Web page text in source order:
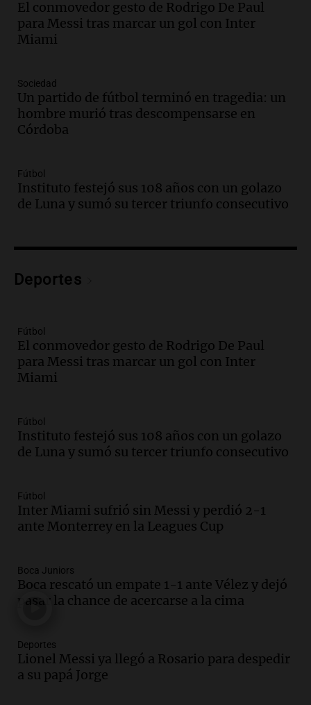
Audio.Ley de Propiedad Privada: el revés
en el Congreso expuso una debilidad
comunicacional del Gobierno
Episodios
Audio.Casabindo se prepara para una
celebración única: 30.000 turistas y el
tradicional Toreo de la Vincha
Audio.Borges, abogada de Pourrain:
"Tres hombres se lo llevaron para
hacerle preguntas y nunca regresó"
Episodios
metros del río Suquía y retiraron hasta
Episodios
Audio.La historia de la servilleta que
firmó Jorge Messi para el primer
contrato de Leo con Barcelona
Audio.Joan Gaspart: "Sin Jorge, no sé si
Messi hubiera llegado adonde llegó"
Audio.El orgullo y el sueño argentino de
Jorge Messi en una entrevista con Rony
Episodios
Audio.El abuelo de Agostina Vega, tras
Una mañana para todos
Episodios
Audio.Una nutricionista derribó el mito
El conmovedor gesto de Rodrigo De Paul
para Messi tras marcar un gol con Inter
Miami
Sociedad
Un partido de fútbol terminó en tragedia: un
hombre murió tras descompensarse en
Córdoba
Fútbol
Instituto festejó sus 108 años con un golazo
de Luna y sumó su tercer triunfo consecutivo
Deportes
Fútbol
El conmovedor gesto de Rodrigo De Paul
para Messi tras marcar un gol con Inter
Miami
Fútbol
Instituto festejó sus 108 años con un golazo
de Luna y sumó su tercer triunfo consecutivo
Fútbol
Inter Miami sufrió sin Messi y perdió 2-1
ante Monterrey en la Leagues Cup
Boca Juniors
Boca rescató un empate 1-1 ante Vélez y dejó
pasar la chance de acercarse a la cima
Deportes
Lionel Messi ya llegó a Rosario para despedir
a su papá Jorge